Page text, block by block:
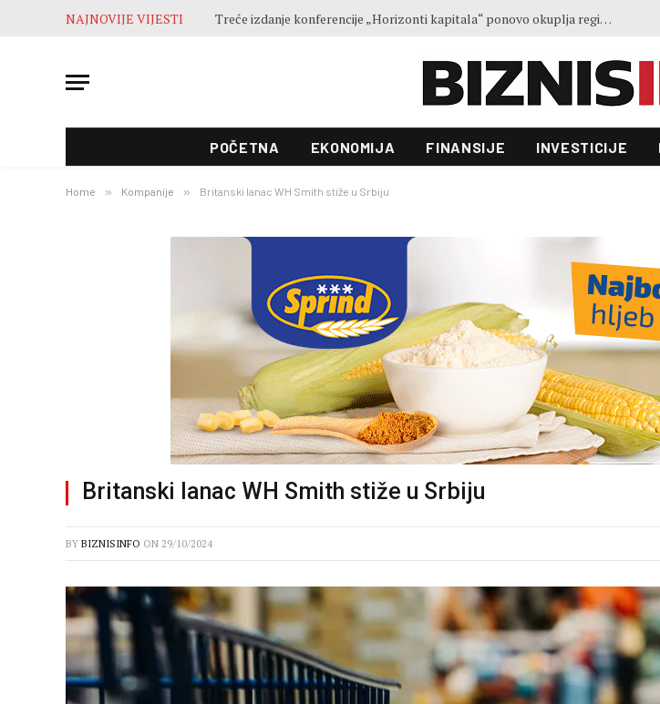
NAJNOVIJE VIJESTI Ministar Forto: Profesionalni vozači ne mogu više čekati – Evropskoj komisiji ponudili smo provodivo rješenje
POČETNA EKONOMIJA FINANSIJE INVESTICIJE
Home » Kompanije » Britanski lanac WH Smith stiže u Srbiju
Britanski lanac WH Smith stiže u Srbiju
BY BIZNISINFO ON 29/10/2024